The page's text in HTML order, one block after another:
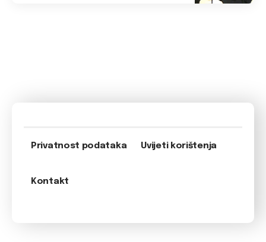
Privatnost podataka Uvijeti korištenja
Kontakt